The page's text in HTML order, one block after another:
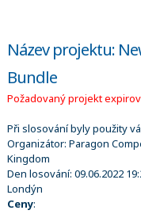
Název projektu:
Bundle
Požadovaný projekt
Při slosování byly použity
Organizátor: Paragon
Kingdom
Den losování: 09.06.2022
Londýn
Ceny: